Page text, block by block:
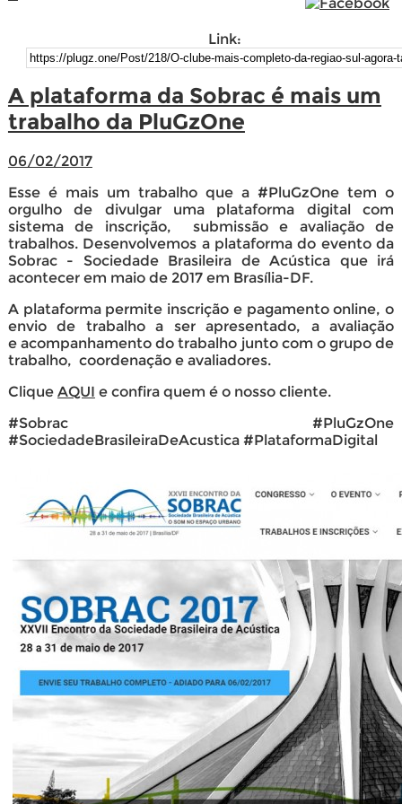
Link:
A plataforma da Sobrac é mais um
trabalho da PluGzOne
06/02/2017
Esse é mais um trabalho que a #PluGzOne tem o
orgulho de divulgar uma plataforma digital com
sistema de inscrição, submissão e avaliação de
trabalhos. Desenvolvemos a plataforma do evento da
Sobrac - Sociedade Brasileira de Acústica que irá
acontecer em maio de 2017 em Brasília-DF.
A plataforma permite inscrição e pagamento online, o
envio de trabalho a ser apresentado, a avaliação
e acompanhamento do trabalho junto com o grupo de
trabalho, coordenação e avaliadores.
Clique AQUI e confira quem é o nosso cliente.
#Sobrac #PluGzOne
#SociedadeBrasileiraDeAcustica #PlataformaDigital